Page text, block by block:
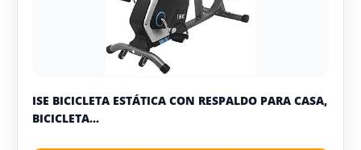
ISE BICICLETA ESTÁTICA CON RESPALDO PARA CASA,
BICICLETA...